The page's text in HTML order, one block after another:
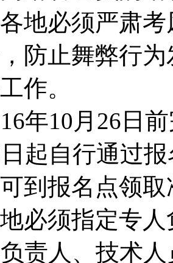
地必须严肃
防止舞弊行
作。
年10月26日
日起自行通过
到报名点领
地必须指定专
责人、技术